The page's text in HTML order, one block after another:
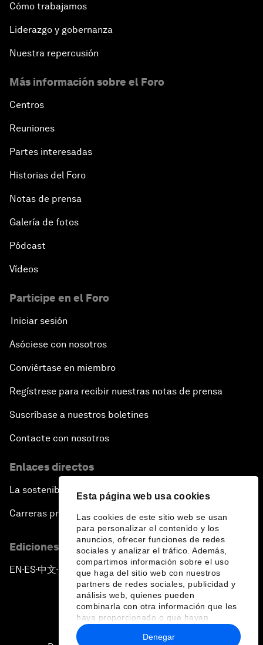
Esta página web usa cookies
Las cookies de este sitio web se usan
para personalizar el contenido y los
anuncios, ofrecer funciones de redes
sociales y analizar el tráfico. Además,
compartimos información sobre el uso
que haga del sitio web con nuestros
partners de redes sociales, publicidad y
análisis web, quienes pueden
combinarla con otra información que les
haya proporcionado o que hayan
recopilado a partir del uso que haya
hecho de sus servicios.
Denegar
Cómo trabajamos
Liderazgo y gobernanza
Nuestra repercusión
Más información sobre el Foro
Centros
Reuniones
Partes interesadas
Historias del Foro
Notas de prensa
Galería de fotos
Pódcast
Vídeos
Participe en el Foro
Iniciar sesión
Asóciese con nosotros
Conviértase en miembro
Regístrese para recibir nuestras notas de prensa
Suscríbase a nuestros boletines
Contacte con nosotros
Enlaces directos
La sostenibilidad en el Foro
Carreras profesionales
Ediciones en otros idiomas
EN ▪ES▪中文▪ 日本語